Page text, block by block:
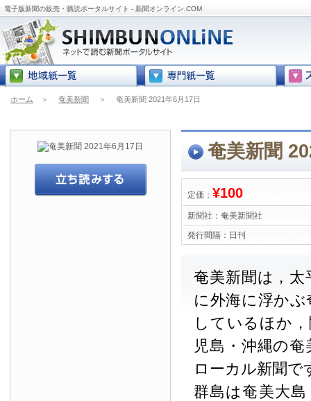
電子版新聞の販売・購読ポータルサイト - 新聞オンライン.COM
ホーム ＞ 奄美新聞 ＞ 奄美新聞 2021年6月17日
奄美新聞
定価： ¥100
新聞社： 奄美新聞社
発行間隔： 日刊
奄美新聞は，
に外海に浮か
しているほか
児島・沖縄の
ローカル新聞で
群島は奄美大